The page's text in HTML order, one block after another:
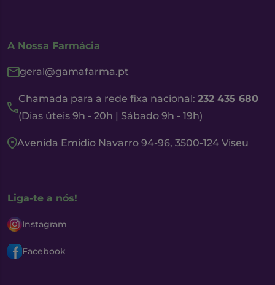
A Nossa Farmácia
geral@gamafarma.pt
Chamada para a rede fixa nacional: 232 435 680
(Dias úteis 9h - 20h | Sábado 9h - 19h)
Avenida Emidio Navarro 94-96, 3500-124 Viseu
Liga-te a nós!
Instagram
Facebook